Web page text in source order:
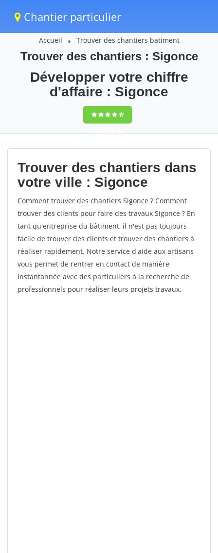
Chantier particulier
Accueil Trouver des chantiers batiment
Trouver des chantiers : Sigonce
Développer votre chiffre
d'affaire : Sigonce
9,5(100%)61
votes
Trouver des chantiers dans
votre ville : Sigonce
Comment trouver des chantiers Sigonce ? Comment
trouver des clients pour faire des travaux Sigonce ? En
tant qu'entreprise du bâtiment, il n'est pas toujours
facile de trouver des clients et trouver des chantiers à
réaliser rapidement. Notre service d'aide aux artisans
vous permet de rentrer en contact de manière
instantannée avec des particuliers à la recherche de
professionnels pour réaliser leurs projets travaux.